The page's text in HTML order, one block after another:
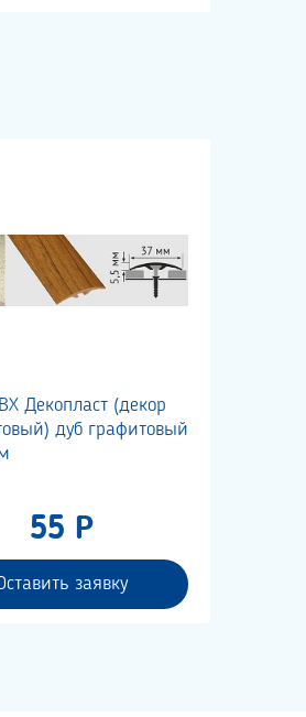
Декопласт (декор
дуб графитовый
55 Р
заявку